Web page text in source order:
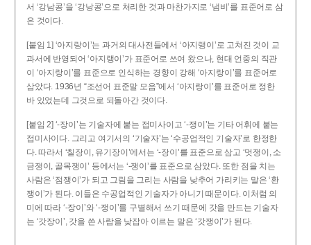
서 ‘강남콩’을 ‘강낭콩’으로 처리한 것과 마찬가지로 ‘냄비’를 표준어로 삼
은 것이다.
[붙임 1] ‘아지랑이’는 과거의 대사전들에서 ‘아지랭이’로 고쳐진 것이 교
과서에 반영되어 ‘아지랭이’가 표준어로 쓰여 왔으나, 현대 언중의 직관
이 ‘아지랑이’를 표준으로 인식하는 경향이 강해 ‘아지랑이’를 표준어로
삼았다. 1936년 “조선어 표준말 모음”에서 ‘아지랑이’를 표준어로 정한
바 있었는데 그것으로 되돌아간 것이다.
[붙임 2] ‘-장이’는 기술자에 붙는 접미사이고 ‘-쟁이’는 기타 어휘에 붙는
접미사이다. 그리고 여기서의 ‘기술자’는 ‘수공업적인 기술자’로 한정한
다. 따라서 ‘칠장이, 유기장이’에서는 ‘-장이’를 표준으로 삼고 ‘멋쟁이, 소
금쟁이, 골목쟁이’ 등에서는 ‘-쟁이’를 표준으로 삼았다. 또한 점을 치는
사람은 ‘점쟁이’가 되고 그림을 그리는 사람을 낮추어 가리키는 말은 ‘환
쟁이’가 된다. 이들은 수공업적인 기술자가 아니기 때문이다. 이처럼 의
미에 따라 ‘-장이’와 ‘-쟁이’를 구별해서 쓰기 때문에 갓을 만드는 기술자
는 ‘갓장이’, 갓을 쓴 사람을 낮잡아 이르는 말은 ‘갓쟁이’가 된다.